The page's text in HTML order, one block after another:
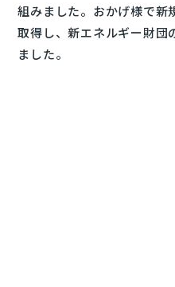
組みました。おかげ様で新
取得し、新エネルギー財団
ました。